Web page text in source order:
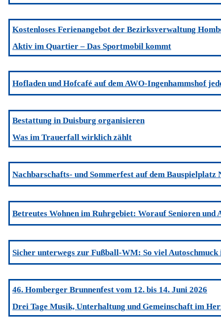
Kostenloses Ferienangebot der Bezirksverwaltung
Aktiv im Quartier – Das Sportmobil kommt
Hofladen und Hofcafé auf dem AWO-Ingenhammshof
Bestattung in Duisburg organisieren
Was im Trauerfall wirklich zählt
Nachbarschafts- und Sommerfest auf dem Bauspielplatz
Betreutes Wohnen im Ruhrgebiet: Worauf Senioren und
Sicher unterwegs zur Fußball-WM: So viel
46. Homberger Brunnenfest vom 12. bis 14. Juni 2026
Drei Tage Musik, Unterhaltung und Gemeinschaft im